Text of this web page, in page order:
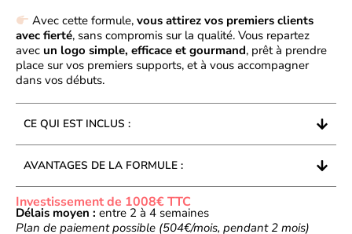
Avec cette formule,vous attirez vos premiers clients
avec fierté, sans compromis sur la qualité. Vous repartez
avec un logo simple, efficace et gourmand, prêt à prendre
place sur vos premiers supports, et à vous accompagner
dans vos débuts.
CE QUI EST INCLUS :
AVANTAGES DE LA FORMULE :
Investissement de 1008€ TTC
Délais moyen : entre 2 à 4 semaines
Plan de paiement possible (504€/mois, pendant 2 mois)